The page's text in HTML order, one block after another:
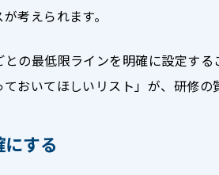
考えられます。
の最低限ラインを明確に設定する
おいてほしいリスト」が、研修の
する